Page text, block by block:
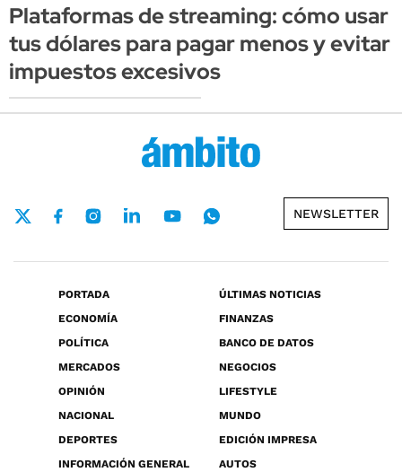
Plataformas de streaming: cómo usar
tus dólares para pagar menos y evitar
impuestos excesivos
NEWSLETTER
PORTADA
ÚLTIMAS NOTICIAS
ECONOMÍA
FINANZAS
POLÍTICA
BANCO DE DATOS
MERCADOS
NEGOCIOS
OPINIÓN
LIFESTYLE
NACIONAL
MUNDO
DEPORTES
EDICIÓN IMPRESA
INFORMACIÓN GENERAL
AUTOS